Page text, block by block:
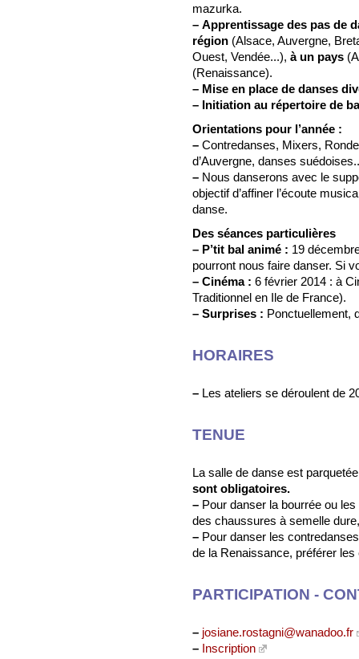
mazurka.
– Apprentissage des pas de
région (Alsace, Auvergne,
Ouest, Vendée...), à un pays
(Renaissance).
– Mise en place de danses
– Initiation au répertoire de
Orientations pour l’année :
– Contredanses, Mixers,
d’Auvergne, danses
– Nous danserons avec le
objectif d’affiner l’écoute
danse.
Des séances particulières
– P’tit bal animé : 19
pourront nous faire danser. Si
– Cinéma : 6 février 2014 : à
Traditionnel en Ile de France).
– Surprises : Ponctuellement,
HORAIRES
– Les ateliers se déroulent de
TENUE
La salle de danse est
sont obligatoires.
– Pour danser la bourrée ou
des chaussures à semelle
– Pour danser les
de la Renaissance, préférer
PARTICIPATION -
– josiane.rostagni@wanadoo.fr
– Inscription